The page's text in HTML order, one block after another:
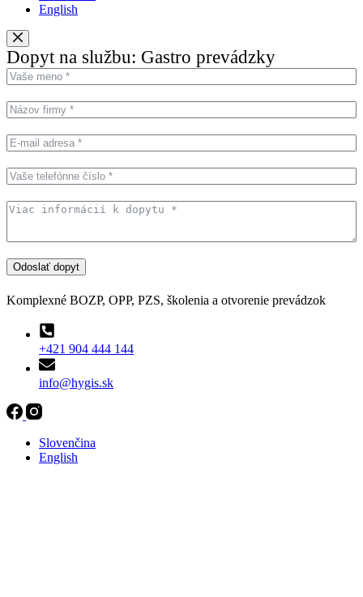
English
Dopyt na službu: Gastro prevádzky
Odoslať dopyt
Komplexné BOZP, OPP, PZS, školenia a otvorenie prevádzok
+421 904 444 144
info@hygis.sk
Slovenčina
English